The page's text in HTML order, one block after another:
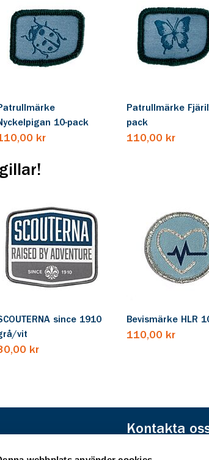
10-pack
kr
Patrullmärke
pack
110,00 kr
since 1910
vit
kr
Bevismärke HLR
110,00 kr
Kontakta